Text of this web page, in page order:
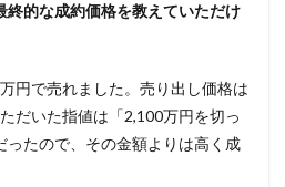
終的な成約価格を教えていただけ
円で売れました。売り出し価格は
だいた指値は「2,100万円を切っ
ったので、その金額よりは高く成